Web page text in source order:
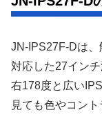
JN-IPS27F-Dは
対応した27イン
右178度と広い
見ても色やコン